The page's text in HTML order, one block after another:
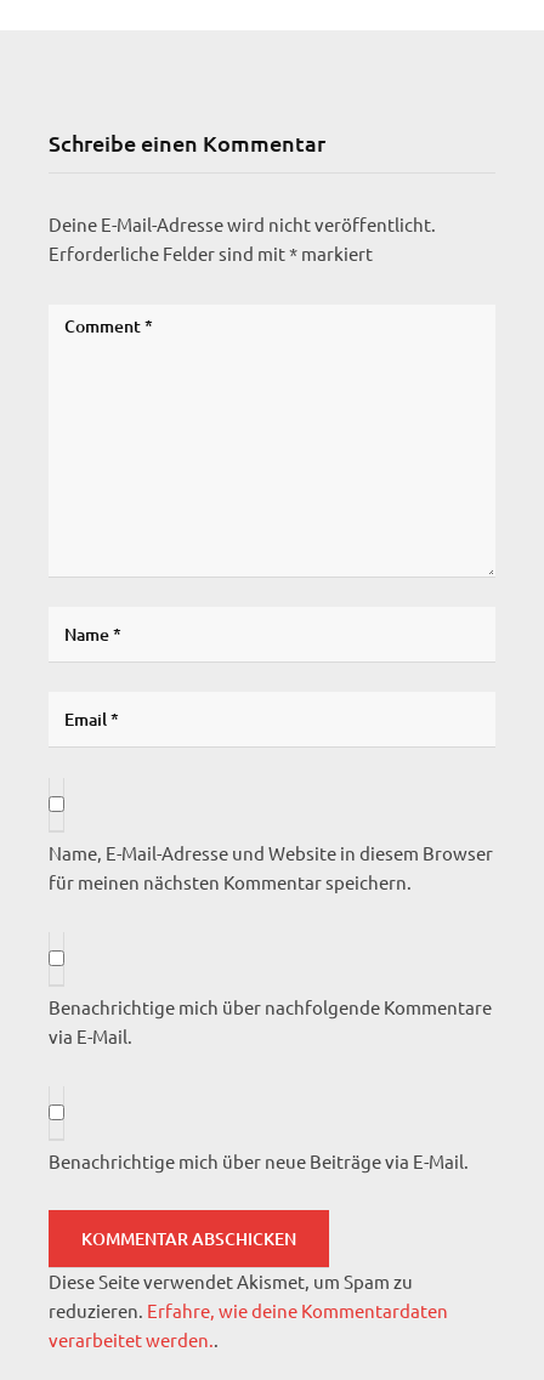
Schreibe einen Kommentar
Deine E-Mail-Adresse wird nicht veröffentlicht.
Erforderliche Felder sind mit* markiert
Name, E-Mail-Adresse und Website in diesem Browser
für meinen nächsten Kommentar speichern.
Benachrichtige mich über nachfolgende Kommentare
via E-Mail.
Benachrichtige mich über neue Beiträge via E-Mail.
Diese Seite verwendet Akismet, um Spam zu
reduzieren. Erfahre, wie deine Kommentardaten
verarbeitet werden..